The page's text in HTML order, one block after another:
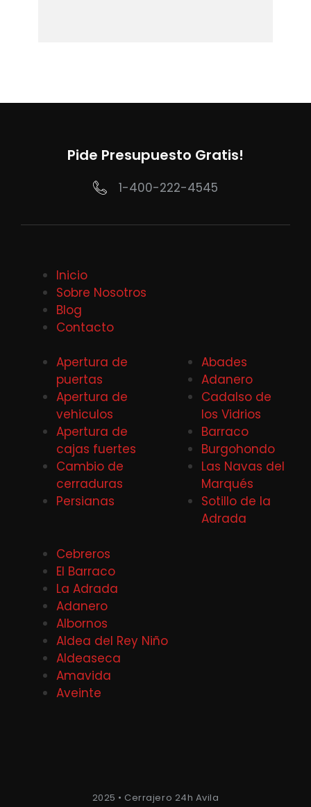
Pide Presupuesto Gratis!
1-400-222-4545
Inicio
Sobre Nosotros
Blog
Contacto
Apertura de
puertas
Apertura de
vehiculos
Apertura de
cajas fuertes
Cambio de
cerraduras
Persianas
Abades
Adanero
Cadalso de
los Vidrios
Barraco
Burgohondo
Las Navas del
Marqués
Sotillo de la
Adrada
Cebreros
El Barraco
La Adrada
Adanero
Albornos
Aldea del Rey Niño
Aldeaseca
Amavida
Aveinte
2025 • Cerrajero 24h Avila